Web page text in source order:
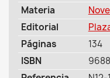
Materia
Editorial
Páginas
134
ISBN